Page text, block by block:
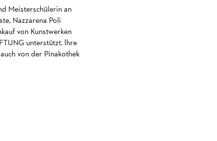
Meisterschülerin an
Nazzarena Poli
von Kunstwerken
unterstützt. lhre
von der Pinakothek